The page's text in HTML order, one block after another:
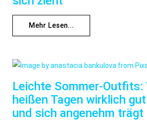
Mehr Lesen...
Leichte Sommer-Outfits:
heißen Tagen wirklich
und sich angenehm trägt